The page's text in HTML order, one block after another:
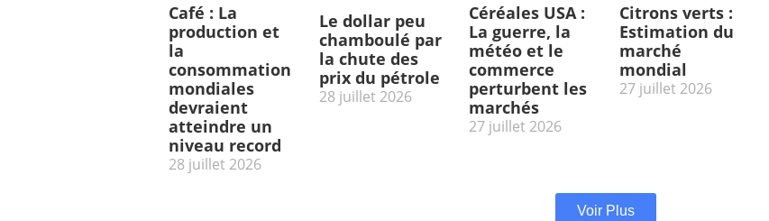
Café : La
production et
la
consommation
mondiales
devraient
atteindre un
niveau record
28 juillet 2026
Le dollar peu
chamboulé par
la chute des
prix du pétrole
28 juillet 2026
Céréales USA :
La guerre, la
météo et le
commerce
perturbent les
marchés
27 juillet 2026
Citrons verts :
Estimation du
marché
mondial
27 juillet 2026
Voir Plus